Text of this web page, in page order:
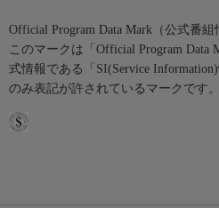
Official Program Data Mark（公式番組
このマークは「Official Program Data
式情報である「SI(Service
のみ表記が許されているマークです。